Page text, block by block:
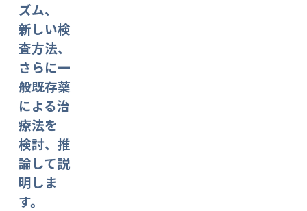
ズム、
新しい検
査方法、
さらに一
般既存薬
による治
療法を
検討、推
論して説
明しま
す。